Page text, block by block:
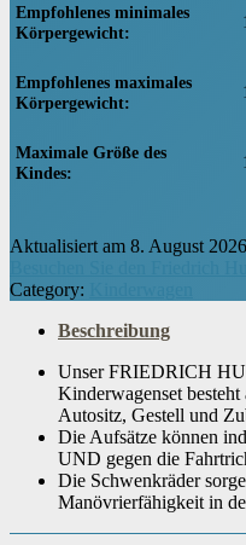
Empfohlenes minimales
Körpergewicht
Empfohlenes maximales
Körpergewicht
Maximale Größe des
Kindes
Pflegeanleitung
Aktualisiert am 8. August
Category:
Beschreibung
Unser FRIEDRICH
Kinderwagenset
Autositz, Gestell und
Die Aufsätze können
UND gegen die
Die Schwenkräder
Manövrierfähigkeit in